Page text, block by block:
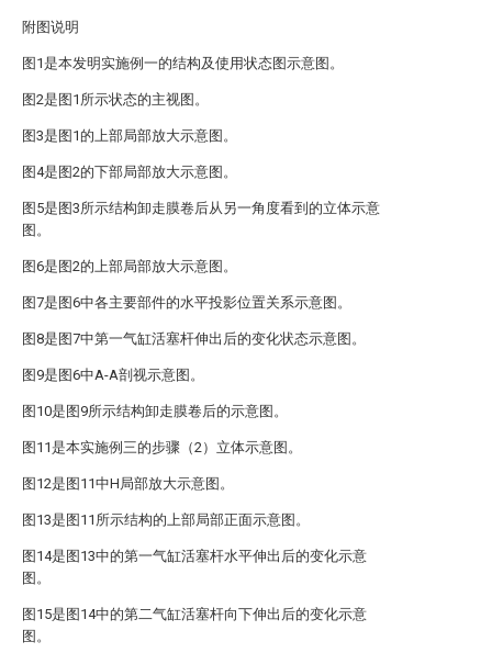
附图说明
图1是本发明实施例一的结构及使用状态图示意图。
图2是图1所示状态的主视图。
图3是图1的上部局部放大示意图。
图4是图2的下部局部放大示意图。
图5是图3所示结构卸走膜卷后从另一角度看到的立体示意
图。
图6是图2的上部局部放大示意图。
图7是图6中各主要部件的水平投影位置关系示意图。
图8是图7中第一气缸活塞杆伸出后的变化状态示意图。
图9是图6中A-A剖视示意图。
图10是图9所示结构卸走膜卷后的示意图。
图11是本实施例三的步骤（2）立体示意图。
图12是图11中H局部放大示意图。
图13是图11所示结构的上部局部正面示意图。
图14是图13中的第一气缸活塞杆水平伸出后的变化示意
图。
图15是图14中的第二气缸活塞杆向下伸出后的变化示意
图。